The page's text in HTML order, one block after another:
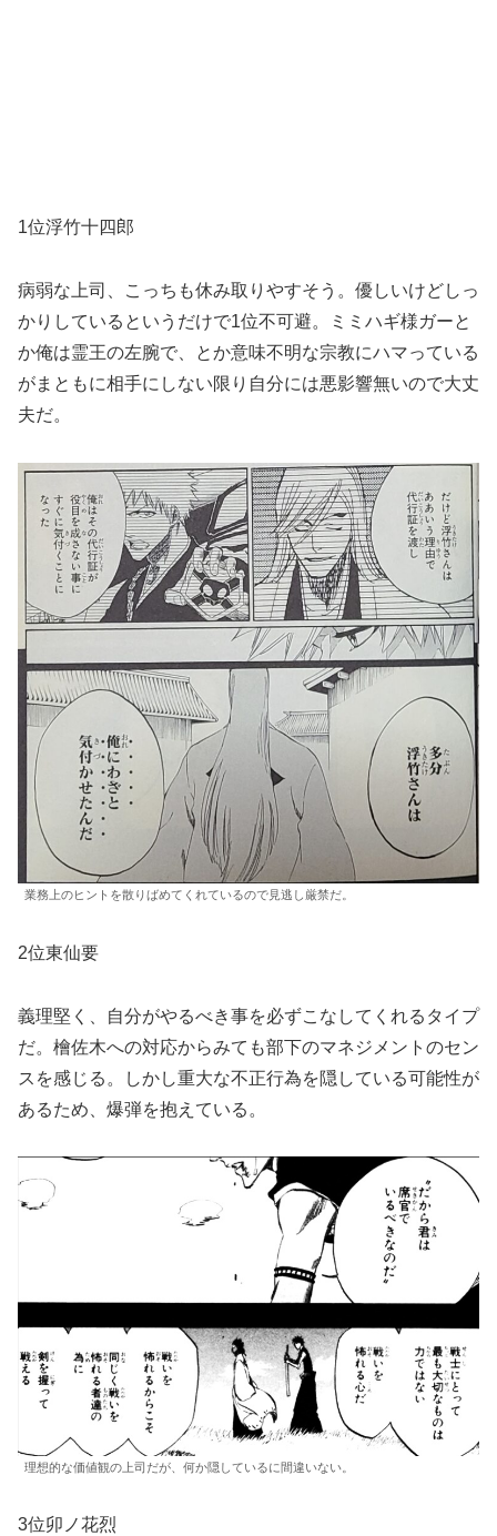
1位浮竹十四郎
病弱な上司、こっちも休み取りやすそう。優しいけどしっ
かりしているというだけで1位不可避。ミミハギ様ガーと
か俺は霊王の左腕で、とか意味不明な宗教にハマっている
がまともに相手にしない限り自分には悪影響無いので大丈
夫だ。
業務上のヒントを散りばめてくれているので見逃し厳禁だ。
2位東仙要
義理堅く、自分がやるべき事を必ずこなしてくれるタイプ
だ。檜佐木への対応からみても部下のマネジメントのセン
スを感じる。しかし重大な不正行為を隠している可能性が
あるため、爆弾を抱えている。
理想的な価値観の上司だが、何か隠しているに間違いない。
3位卯ノ花烈